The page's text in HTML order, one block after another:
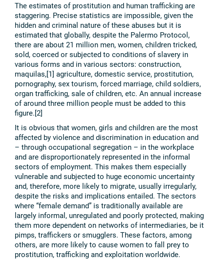
The estimates of prostitution and human trafficking are
staggering. Precise statistics are impossible, given the
hidden and criminal nature of these abuses but it is
estimated that globally, despite the Palermo Protocol,
there are about 21 million men, women, children tricked,
sold, coerced or subjected to conditions of slavery in
various forms and in various sectors: construction,
maquilas,[1] agriculture, domestic service, prostitution,
pornography, sex tourism, forced marriage, child soldiers,
organ trafficking, sale of children, etc. An annual increase
of around three million people must be added to this
figure.[2]
It is obvious that women, girls and children are the most
affected by violence and discrimination in education and
– through occupational segregation – in the workplace
and are disproportionately represented in the informal
sectors of employment. This makes them especially
vulnerable and subjected to huge economic uncertainty
and, therefore, more likely to migrate, usually irregularly,
despite the risks and implications entailed. The sectors
where “female demand” is traditionally available are
largely informal, unregulated and poorly protected, making
them more dependent on networks of intermediaries, be it
pimps, traffickers or smugglers. These factors, among
others, are more likely to cause women to fall prey to
prostitution, trafficking and exploitation worldwide.